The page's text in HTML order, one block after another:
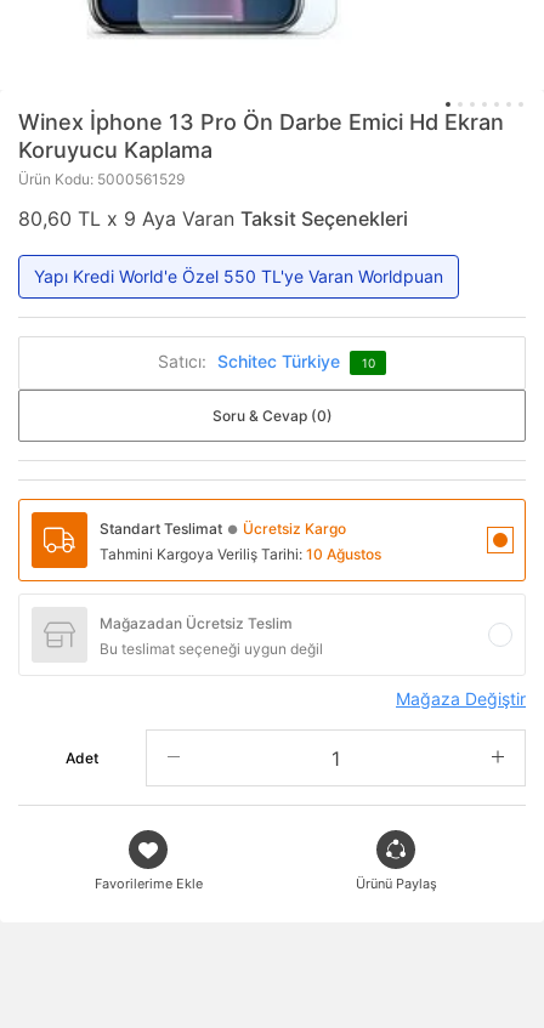
Winex İphone 13 Pro Ön Darbe Emici Hd Ekran
Koruyucu Kaplama
Ürün Kodu: 5000561529
80,60 TL x 9 Aya Varan Taksit Seçenekleri
Yapı Kredi World'e Özel 550 TL'ye Varan Worldpuan
Satıcı: Schitec Türkiye 10
Soru & Cevap (0)
Standart Teslimat ● Ücretsiz Kargo
Tahmini Kargoya Veriliş Tarihi: 10 Ağustos
Mağazadan Ücretsiz Teslim
Bu teslimat seçeneği uygun değil
Mağaza Değiştir
Adet
Favorilerime Ekle Ürünü Paylaş